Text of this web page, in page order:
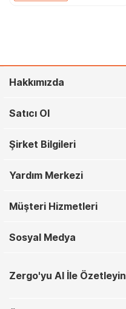
Hakkımızda
Satıcı Ol
Şirket Bilgileri
Yardım Merkezi
Müşteri Hizmetleri
Sosyal Medya
Zergo'yu AI İle Özetleyin